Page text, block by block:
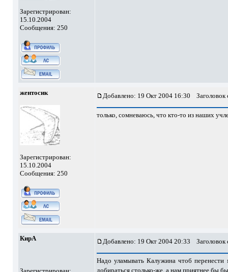
Зарегистрирован:
15.10.2004
Сообщения: 250
жентосик
Зарегистрирован:
15.10.2004
Сообщения: 250
Добавлено: 19 Окт 2004 16:30
только, сомневаюсь, что кто-то из наших
КирА Добавлено: 19 Окт 2004 20:33
Надо уламывать Калужина чтоб перенести
добираться столько-же, а нам приятнее бы